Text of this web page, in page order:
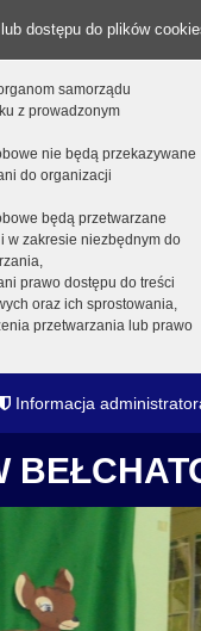
dostępu do plików
samorządu
z prowadzonym
nie będą przekazywane
do organizacji
będą przetwarzane
w zakresie niezbędnym do
prawo dostępu do treści
oraz ich sprostowania,
przetwarzania lub prawo
Informacja